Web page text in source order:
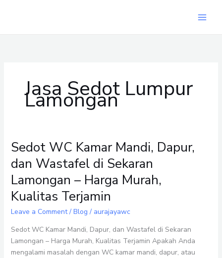
Jasa Sedot Lumpur
Lamongan
Sedot WC Kamar Mandi, Dapur,
dan Wastafel di Sekaran
Lamongan – Harga Murah,
Kualitas Terjamin
Leave a Comment / Blog / aurajayawc
Sedot WC Kamar Mandi, Dapur, dan Wastafel di Sekaran
Lamongan – Harga Murah, Kualitas Terjamin Apakah Anda
mengalami masalah dengan WC kamar mandi, dapur, atau
Sedot
Kamar
Mandi,
Dapur,
dan
Wastafel
Lamongan